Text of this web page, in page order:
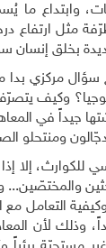
وابتداع
مثل
بخلق
سؤال مركزي
وكيف
جيداً في
ومنتحلو
للكوارث،
التعامل مع
وذلك لأن